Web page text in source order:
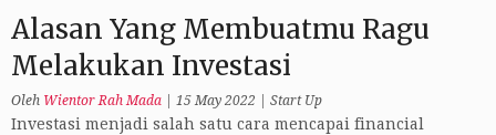
Alasan Yang Membuatmu Ragu
Melakukan Investasi
Oleh Wientor Rah Mada 15 May 2022 Start Up
Investasi menjadi salah satu cara mencapai financial